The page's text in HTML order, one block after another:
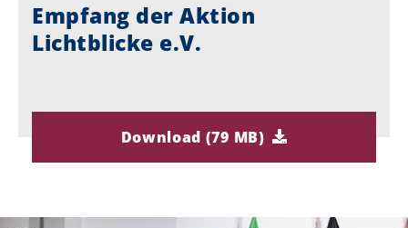
Empfang der Aktion
Lichtblicke e.V.
Download (79 MB)